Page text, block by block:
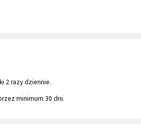
2 razy dziennie.
minimum 30 dni.